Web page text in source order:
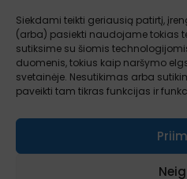
Siekdami teikti geriausią patirtį,
(arba) pasiekti naudojame tokias
sutiksime su šiomis
duomenis, tokius kaip naršymo
svetainėje. Nesutikimas arba
paveikti tam tikras funkcijas ir
Apie mus
Įžvalgos
Kontaktai